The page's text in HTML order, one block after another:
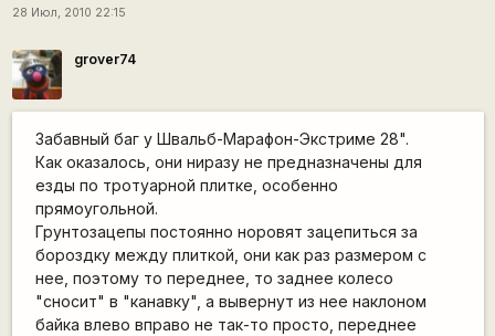
28 Июл, 2010 22:15
grover74
Забавный баг у Швальб-Марафон-Экстриме 28".
Как оказалось, они ниразу не предназначены для
езды по тротуарной плитке, особенно
прямоугольной.
Грунтозацепы постоянно норовят зацепиться за
бороздку между плиткой, они как раз размером с
нее, поэтому то переднее, то заднее колесо
"сносит" в "канавку", а вывернут из нее наклоном
байка влево вправо не так-то просто, переднее